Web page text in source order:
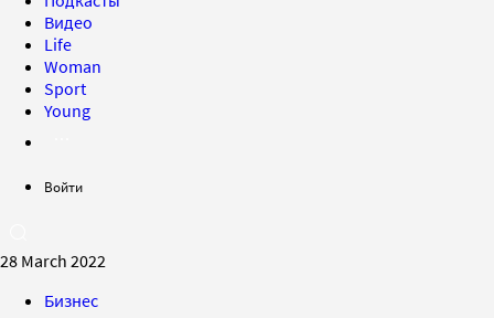
Видео
Life
Woman
Sport
Young
Войти
28 March 2022
Бизнес